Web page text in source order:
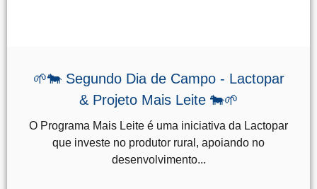
🌱🐄 Segundo Dia de Campo - Lactopar
& Projeto Mais Leite 🐄🌱
O Programa Mais Leite é uma iniciativa da Lactopar
que investe no produtor rural, apoiando no
desenvolvimento...